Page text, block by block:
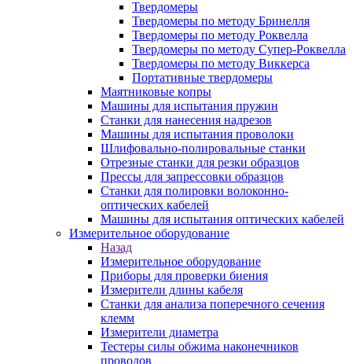
Твердомеры
Твердомеры по методу Бринелля
Твердомеры по методу Роквелла
Твердомеры по методу Супер-Роквелла
Твердомеры по методу Виккерса
Портативные твердомеры
Маятниковые копры
Машины для испытания пружин
Станки для нанесения надрезов
Машины для испытания проволоки
Шлифовально-полировальные станки
Отрезные станки для резки образцов
Прессы для запрессовки образцов
Станки для полировки волоконно-
оптических кабелей
Машины для испытания оптических кабелей
Измерительное оборудование
Назад
Измерительное оборудование
Приборы для проверки биения
Измерители длины кабеля
Станки для анализа поперечного сечения
клемм
Измерители диаметра
Тестеры силы обжима наконечников
проводов